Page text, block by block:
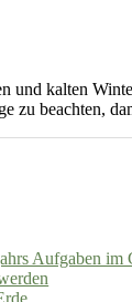
und kalten
zu beachten,
Aufgaben im